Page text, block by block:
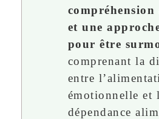
et une
pour être
comprenant la
entre
émotionnelle et
dépendance